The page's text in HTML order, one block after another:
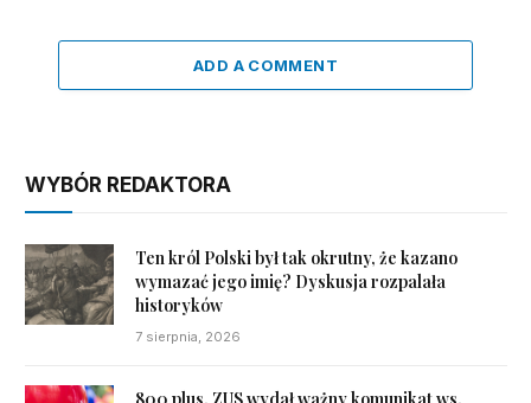
ADD A COMMENT
WYBÓR REDAKTORA
Ten król Polski był tak okrutny, że kazano
wymazać jego imię? Dyskusja rozpalała
historyków
7 sierpnia, 2026